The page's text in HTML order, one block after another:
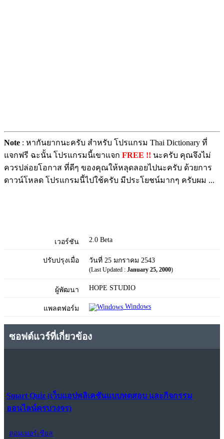
Note : หากันยากนะครับ สำหรับ โปรแกรม Thai Dictionary ที่
แจกฟรี ฉะนั้น โปรแกรมนี้เขาแจก FREE !! นะครับ คุณจึงไม่
ควรปล่อยโอกาส ที่ดีๆ ของคุณให้หลุดลอยไปนะครับ ด้วยการ
ดาวน์โหลด โปรแกรมนี้ไปใช้ครับ มีประโยชน์มากๆ ครับผม ...
เวอร์ชัน 2.0 Beta
ปรับปรุงเมื่อ วันที่ 25 มกราคม 2543
(Last Updated : January 25, 2000)
ผู้พัฒนา HOPE STUDIO
แพลตฟอร์ม Windows
ซอฟต์แวร์ที่เกี่ยวข้อง
Smart Quiz (เว็บแอปพลิเคชันแบบทดสอบ และกิจกรรม
ออนไลน์ครบวงจร)
คอมเมอร์เชียล